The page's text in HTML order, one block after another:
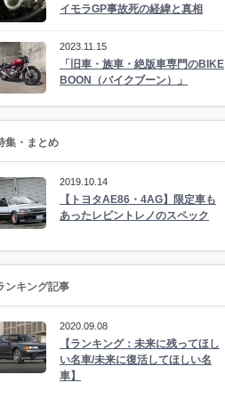
イモラGP事故死の経緯と真相
2023.11.15
「旧車・族車・絶版車専門のBIKE
BOON（バイクブーン）」
集・まとめ
2019.10.14
【トヨタAE86・4AG】限定車も
あったレビントレノのスペック
ンキング記事
2020.09.08
【ランキング：未来に残ってほし
い名車/未来に復活してほしい名
車】